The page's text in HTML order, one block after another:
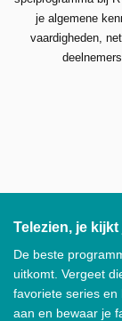
je algemene
vaardigheden,
deelnemers.
Telezien, je
De beste
uitkomt. Vergeet
favoriete series
aan en bewaar je